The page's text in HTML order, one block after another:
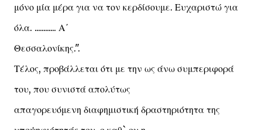
μόνο μία μέρα για να τον κερδίσουμε. Ευχαριστώ για
όλα. ............ Α΄
Θεσσαλονίκης.".
Τέλος, προβάλλεται ότι με την ως άνω συμπεριφορά
του, που συνιστά απολύτως
απαγορευόμενη διαφημιστική δραστηριότητα της